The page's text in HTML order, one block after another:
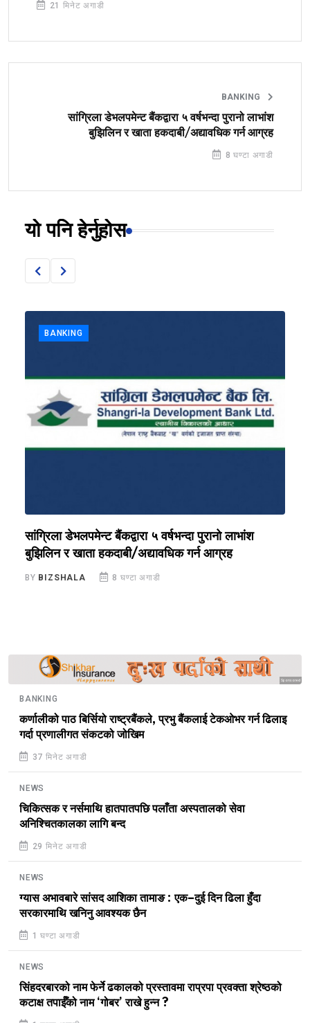
21 मिनेट अगाडी
BANKING
सांग्रिला डेभलपमेन्ट बैंकद्वारा ५ वर्षभन्दा पुरानो लाभांश
बुझिलिन र खाता हकदाबी/अद्यावधिक गर्न आग्रह
8 घण्टा अगाडी
यो पनि हेर्नुहोस
BANKING
सांग्रिला डेभलपमेन्ट बैंकद्वारा ५ वर्षभन्दा पुरानो लाभांश
बुझिलिन र खाता हकदाबी/अद्यावधिक गर्न आग्रह
BY BIZSHALA 8 घण्टा अगाडी
Sponsored
BANKING
कर्णालीको पाठ बिर्सियो राष्ट्रबैंकले, प्रभु बैंकलाई टेकओभर गर्न ढिलाइ
गर्दा प्रणालीगत संकटको जोखिम
37 मिनेट अगाडी
NEWS
चिकित्सक र नर्समाथि हातपातपछि पलाँता अस्पतालको सेवा
अनिश्चितकालका लागि बन्द
29 मिनेट अगाडी
NEWS
ग्यास अभावबारे सांसद आशिका तामाङ : एक–दुई दिन ढिला हुँदा
सरकारमाथि खनिनु आवश्यक छैन
1 घण्टा अगाडी
NEWS
सिंहदरबारको नाम फेर्ने ढकालको प्रस्तावमा राप्रपा प्रवक्ता श्रेष्ठको
कटाक्ष तपाईँको नाम ‘गोबर’ राखे हुन्न ?